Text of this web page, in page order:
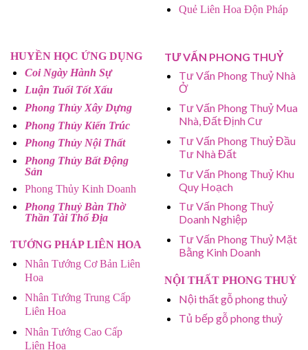
Quẻ Liên Hoa Độn Pháp
HUYỀN HỌC ỨNG DỤNG
Coi Ngày Hành Sự
Luận Tuổi Tốt Xấu
Phong Thủy Xây Dựng
Phong Thủy Kiến Trúc
Phong Thủy Nội Thất
Phong Thủy Bất Động
Sản
Phong Thủy Kinh Doanh
Phong Thuỷ Bàn Thờ
Thần Tài Thổ Địa
TƯỚNG PHÁP LIÊN HOA
Nhân Tướng Cơ Bản Liên
Hoa
Nhân Tướng Trung Cấp
Liên Hoa
Nhân Tướng Cao Cấp
Liên Hoa
TƯ VẤN PHONG THUỶ
Tư Vấn Phong Thuỷ Nhà
Ở
Tư Vấn Phong Thuỷ Mua
Nhà, Đất Định Cư
Tư Vấn Phong Thuỷ Đầu
Tư Nhà Đất
Tư Vấn Phong Thuỷ Khu
Quy Hoạch
Tư Vấn Phong Thuỷ
Doanh Nghiệp
Tư Vấn Phong Thuỷ Mặt
Bằng Kinh Doanh
NỘI THẤT PHONG THUỶ
Nội thất gỗ phong thuỷ
Tủ bếp gỗ phong thuỷ